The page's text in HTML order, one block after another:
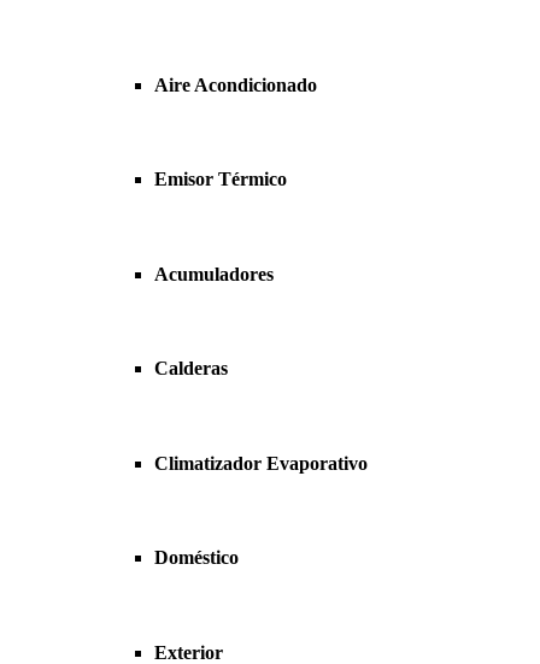
Aire Acondicionado
Emisor Térmico
Acumuladores
Calderas
Climatizador Evaporativo
Doméstico
Exterior